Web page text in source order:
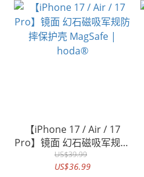
【iPhone 17 / Air / 17
Pro】镜面 幻石磁吸军规防
摔保护壳 MagSafe |
hoda®
US$39.99
US$36.99